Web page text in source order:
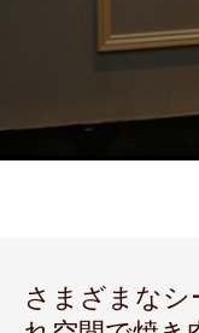
さまざまな